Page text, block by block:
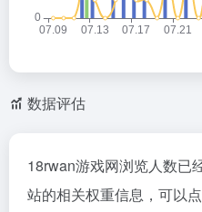
数据评估
18rwan游戏网浏览人数已
站的相关权重信息，可以